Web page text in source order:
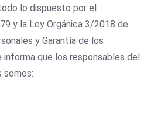
lo dispuesto por el
y la Ley Orgánica 3/2018 de
y Garantía de los
que los responsables del